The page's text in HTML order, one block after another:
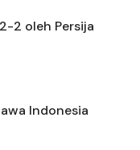
2 oleh Persija
Indonesia